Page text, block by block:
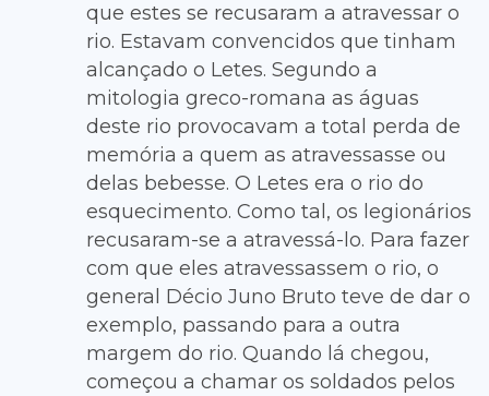
que estes se recusaram a atravessar o
rio. Estavam convencidos que tinham
alcançado o Letes. Segundo a
mitologia greco-romana as águas
deste rio provocavam a total perda de
memória a quem as atravessasse ou
delas bebesse. O Letes era o rio do
esquecimento. Como tal, os legionários
recusaram-se a atravessá-lo. Para fazer
com que eles atravessassem o rio, o
general Décio Juno Bruto teve de dar o
exemplo, passando para a outra
margem do rio. Quando lá chegou,
começou a chamar os soldados pelos